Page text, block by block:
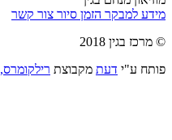
מידע למבקר הזמן סיור צור קשר
© מרכז בגין 2018
פותח ע"י דעת מקבוצת רילקומרס,